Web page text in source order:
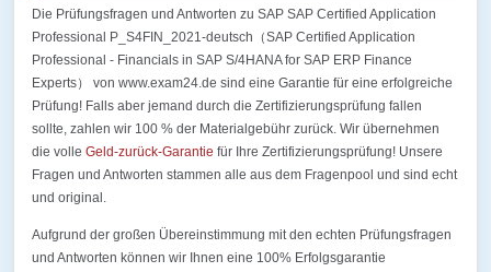
Die Prüfungsfragen und Antworten zu SAP SAP Certified Application
Professional P_S4FIN_2021-deutsch（SAP Certified Application
Professional - Financials in SAP S/4HANA for SAP ERP Finance
Experts） von www.exam24.de sind eine Garantie für eine erfolgreiche
Prüfung! Falls aber jemand durch die Zertifizierungsprüfung fallen
sollte, zahlen wir 100 % der Materialgebühr zurück. Wir übernehmen
die volle Geld-zurück-Garantie für Ihre Zertifizierungsprüfung! Unsere
Fragen und Antworten stammen alle aus dem Fragenpool und sind echt
und original.
Aufgrund der großen Übereinstimmung mit den echten Prüfungsfragen
und Antworten können wir Ihnen eine 100% Erfolgsgarantie